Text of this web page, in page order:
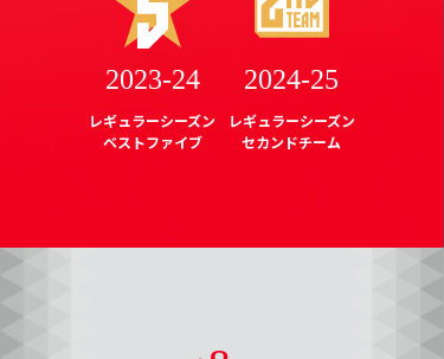
2023-24
レギュラーシーズン
ベストファイブ
2024-25
レギュラーシーズン
セカンドチーム